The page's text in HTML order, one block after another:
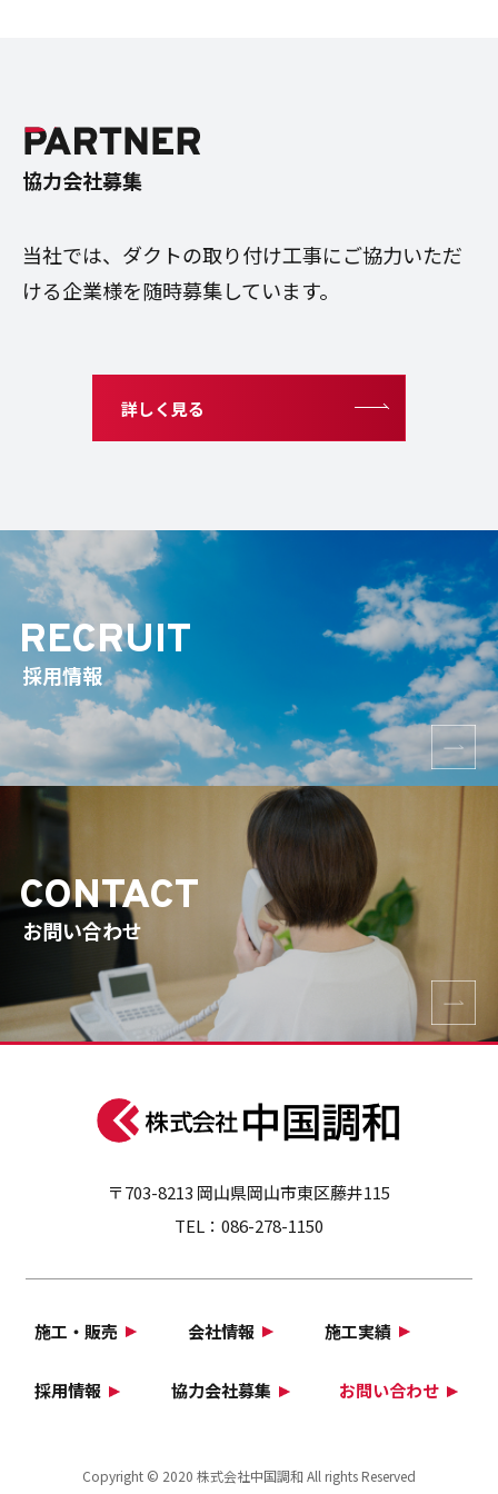
協力会社募集
当社では、ダクトの取り付け工事にご協力いただ
ける企業様を随時募集しています。
詳しく見る
RECRUIT
採用情報
CONTACT
お問い合わせ
〒703-8213 岡山県岡山市東区藤井115
TEL： 086-278-1150
施工・販売 会社情報 施工実績
採用情報 協力会社募集 お問い合わせ
Copyright © 2020 株式会社中国調和 All rights Reserved